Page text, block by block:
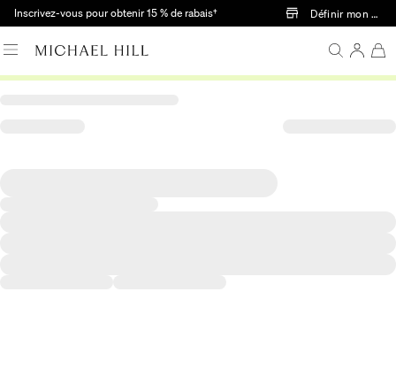
Passer au contenu principal
Inscrivez-vous pour obtenir 15 % de rabais† Définir mon